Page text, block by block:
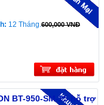
12 Tháng.600,000 VNĐ
BT-950-SM-25 hỗ trợ